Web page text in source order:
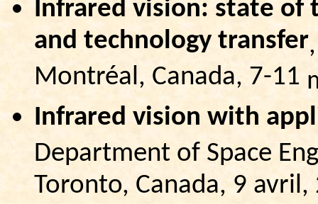
Infrared vision: state of
and technology transfer
Montréal, Canada, 7-11
Infrared vision with
Department of Space
Toronto, Canada, 9 avril,